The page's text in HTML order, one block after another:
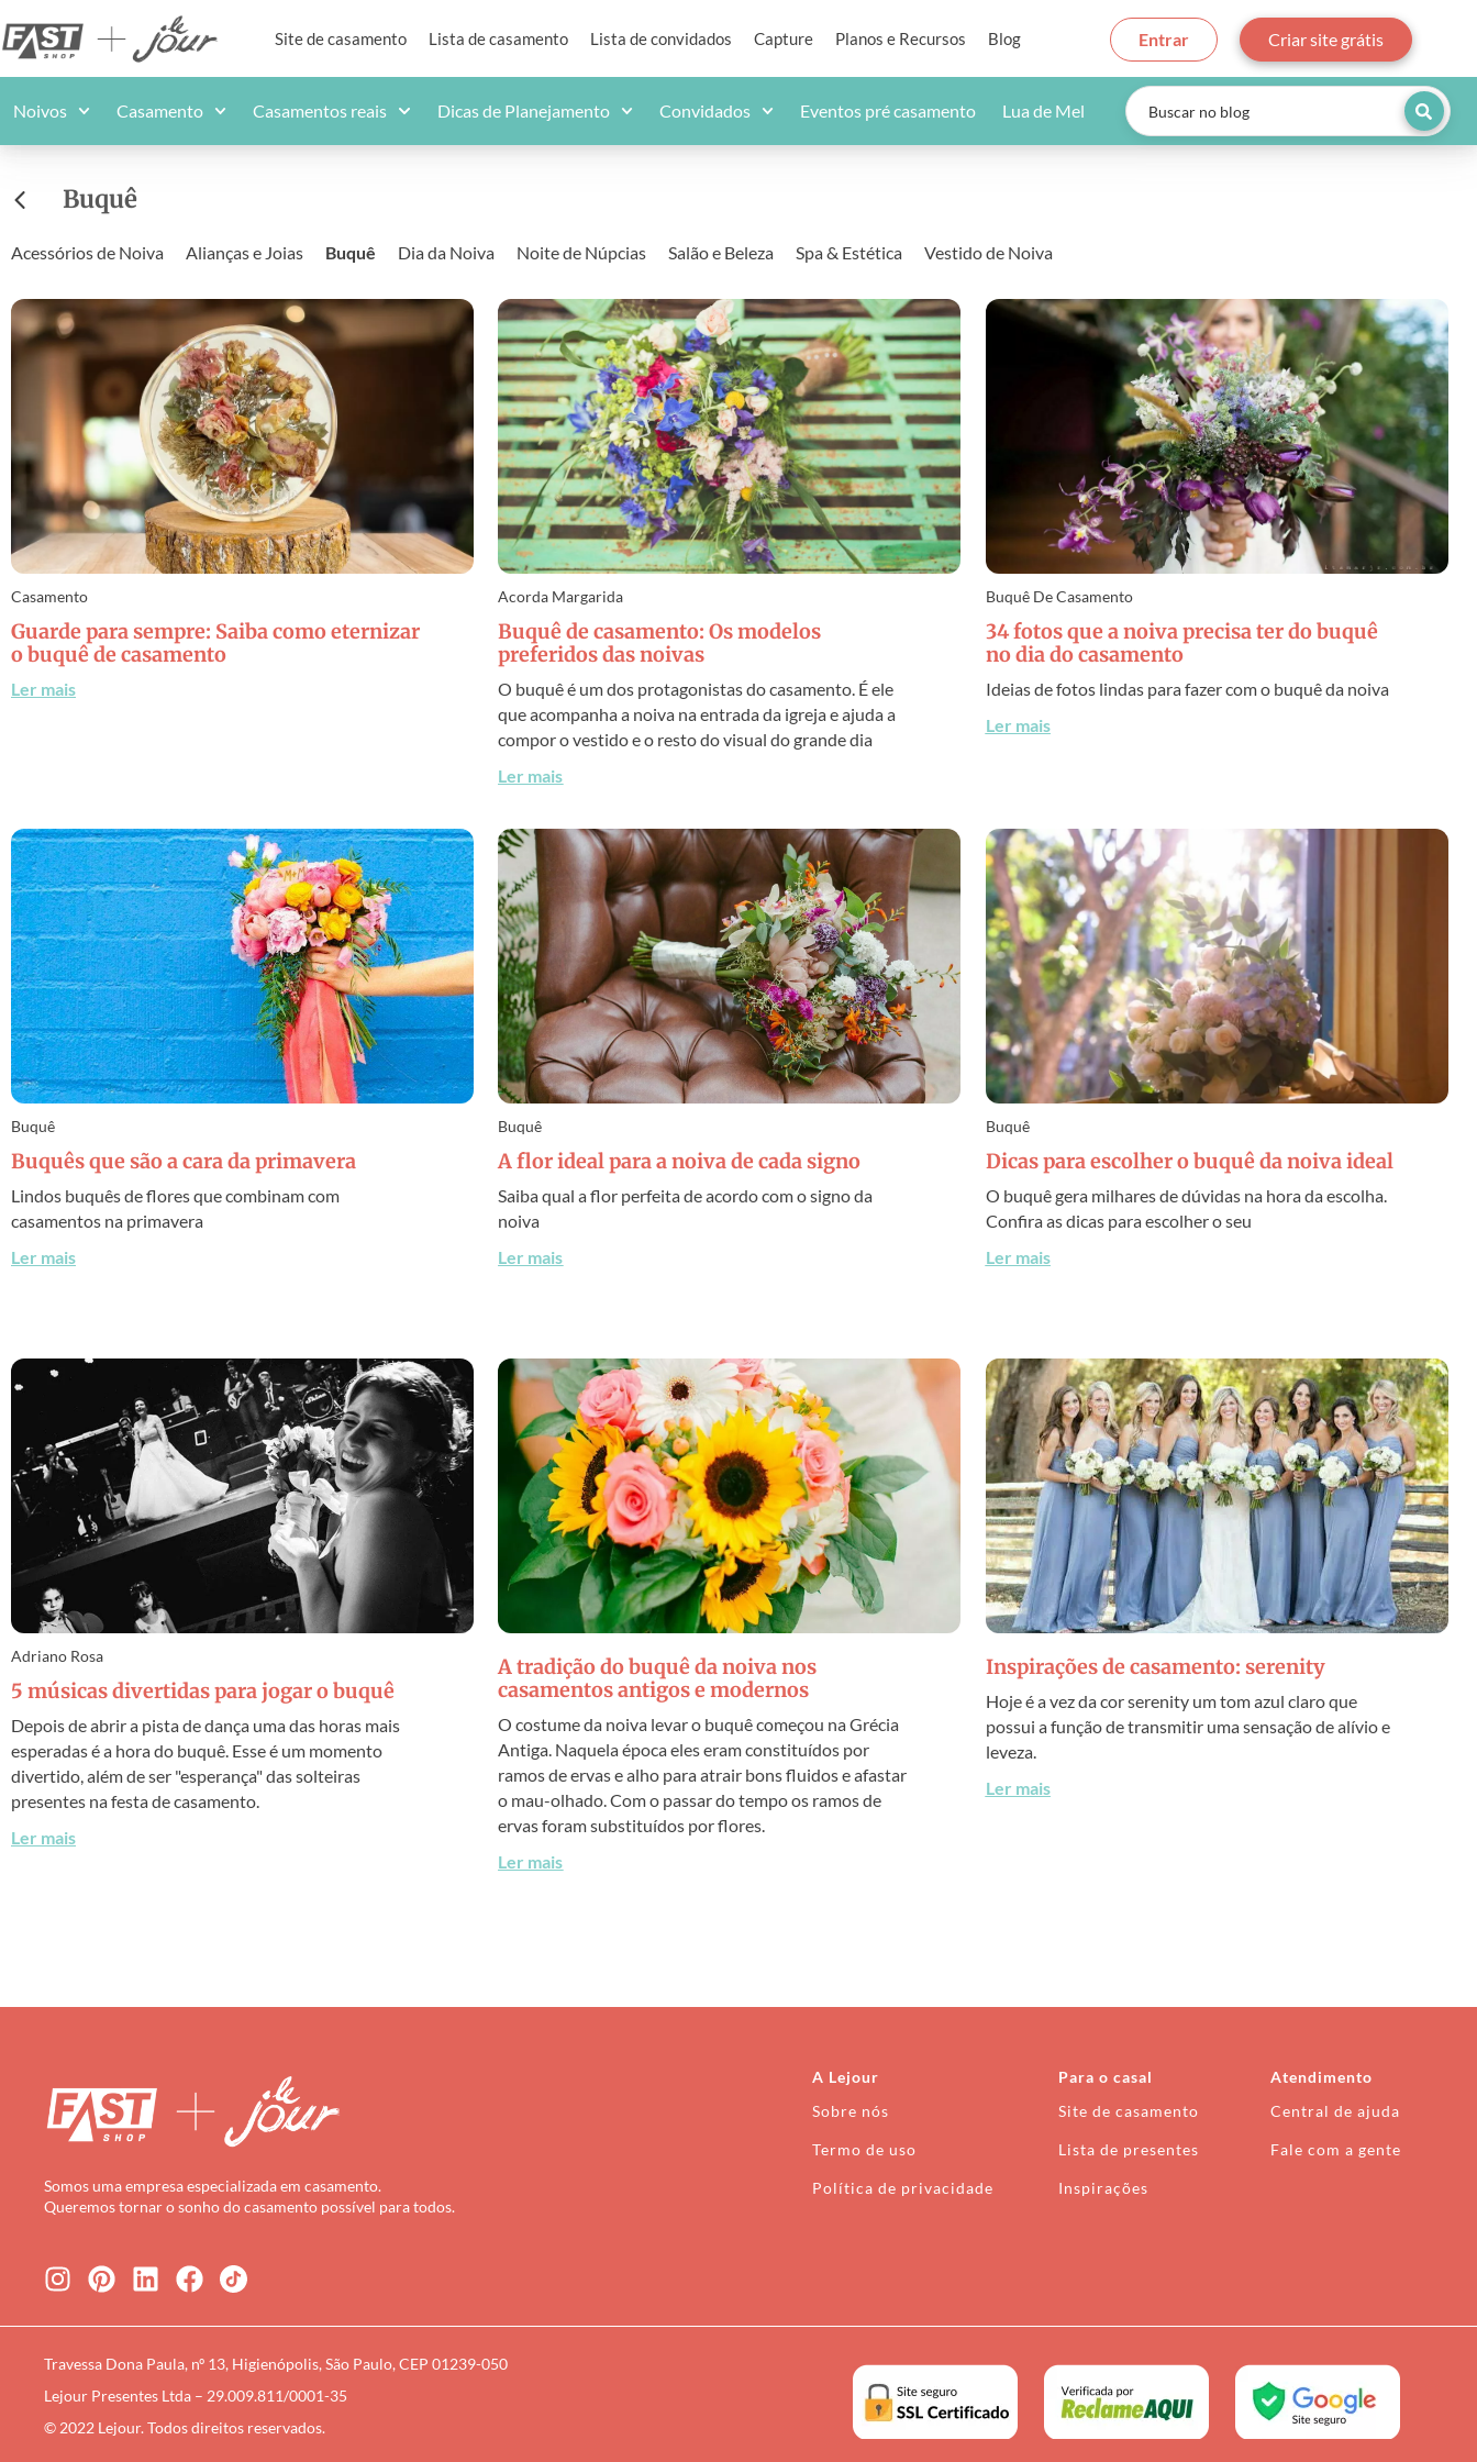
Site de casamento Lista de casamento Lista de convidados Capture Planos e Recursos Blog Entrar Criar site grátis
Noivos Casamento Casamentos reais Dicas de Planejamento Convidados Eventos pré casamento Lua de Mel
Buquê
Acessórios de Noiva Alianças e Joias Buquê Dia da Noiva Noite de Núpcias Salão e Beleza Spa & Estética Vestido de Noiva
Casamento
Guarde para sempre: Saiba como eternizar
o buquê de casamento
Ler mais
Acorda Margarida
Buquê de casamento: Os modelos
preferidos das noivas
O buquê é um dos protagonistas do casamento. É ele
que acompanha a noiva na entrada da igreja e ajuda a
compor o vestido e o resto do visual do grande dia
Ler mais
Buquê De Casamento
34 fotos que a noiva precisa ter do buquê
no dia do casamento
Ideias de fotos lindas para fazer com o buquê da noiva
Ler mais
Buquê
Buquês que são a cara da primavera
Lindos buquês de flores que combinam com
casamentos na primavera
Ler mais
Buquê
A flor ideal para a noiva de cada signo
Saiba qual a flor perfeita de acordo com o signo da
noiva
Ler mais
Buquê
Dicas para escolher o buquê da noiva ideal
O buquê gera milhares de dúvidas na hora da escolha.
Confira as dicas para escolher o seu
Ler mais
Adriano Rosa
5 músicas divertidas para jogar o buquê
Depois de abrir a pista de dança uma das horas mais
esperadas é a hora do buquê. Esse é um momento
divertido, além de ser "esperança" das solteiras
presentes na festa de casamento.
Ler mais
A tradição do buquê da noiva nos
casamentos antigos e modernos
O costume da noiva levar o buquê começou na Grécia
Antiga. Naquela época eles eram constituídos por
ramos de ervas e alho para atrair bons fluidos e afastar
o mau-olhado. Com o passar do tempo os ramos de
ervas foram substituídos por flores.
Ler mais
Inspirações de casamento: serenity
Hoje é a vez da cor serenity um tom azul claro que
possui a função de transmitir uma sensação de alívio e
leveza.
Ler mais
Somos uma empresa especializada em casamento.
Queremos tornar o sonho do casamento possível para todos.
A Lejour
Sobre nós
Termo de uso
Política de privacidade
Para o casal
Site de casamento
Lista de presentes
Inspirações
Atendimento
Central de ajuda
Fale com a gente
Travessa Dona Paula, nº 13, Higienópolis, São Paulo, CEP 01239-050
Lejour Presentes Ltda – 29.009.811/0001-35
© 2022 Lejour. Todos direitos reservados.